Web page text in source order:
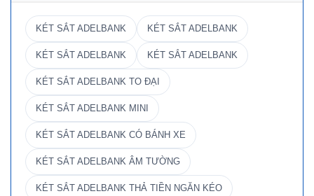
KÉT SẮT ADELBANK KÉT SẮT ADELBANK
KÉT SẮT ADELBANK KÉT SẮT ADELBANK
KÉT SẮT ADELBANK TO ĐẠI
KÉT SẮT ADELBANK MINI
KÉT SẮT ADELBANK CÓ BÁNH XE
KÉT SẮT ADELBANK ÂM TƯỜNG
KÉT SẮT ADELBANK THẢ TIỀN NGĂN KÉO